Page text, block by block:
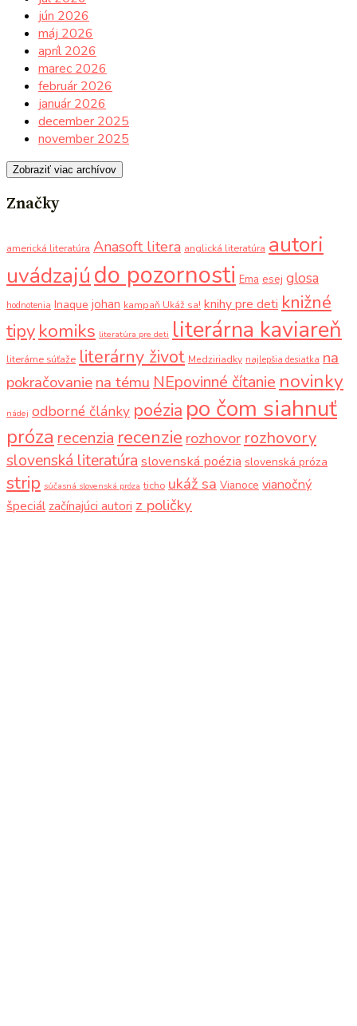
jún 2026
máj 2026
apríl 2026
marec 2026
február 2026
január 2026
december 2025
november 2025
Zobraziť viac archívov
Značky
americká literatúra Anasoft litera anglická literatúra autori
uvádzajúdo pozornosti Ema esej glosa
hodnotenia Inaque johan kampaň Ukáž sa! knihy pre deti knižné
tipy komiks literatúra pre deti literárna kaviareň
literárne súťaže literárny život Medziriadky najlepšia desiatka na
pokračovaniena tému NEpovinné čítanie novinky
nádej odborné články poézia po čom siahnuť
próza recenzia recenzie rozhovor rozhovory
slovenská literatúra slovenská poézia slovenská próza
strip súčasná slovenská próza ticho ukáž sa Vianoce vianočný
špeciál začínajúci autori z poličky